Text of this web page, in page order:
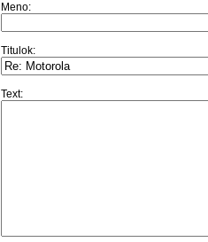
Meno:
Titulok:
Text: